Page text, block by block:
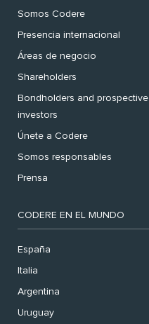
Somos Codere
Presencia internacional
Áreas de negocio
Shareholders
Bondholders and prospective
investors
Únete a Codere
Somos responsables
Prensa
CODERE EN EL MUNDO
España
Italia
Argentina
Uruguay